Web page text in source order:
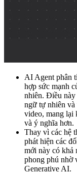
AI Agent phân
hợp sức mạnh
nhiên. Điều này
ngữ tự nhiên và
video, mang lại
và ý nghĩa hơn.
Thay vì các hệ
phát hiện các
mới này có khả
phong phú nhờ
Generative AI.